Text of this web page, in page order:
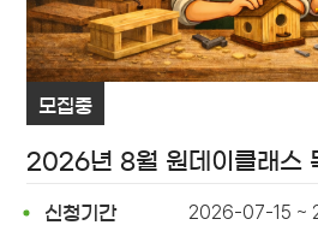
모집중
2026년 8월 원데이클래스
신청기간 2026-07-15 ~